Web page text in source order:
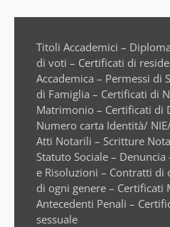
Titoli Accademici –
di voti – Certificati di
Accademica – Permessi di
di Famiglia – Certificati di
Matrimonio – Certificati di
Numero carta Identità/
Atti Notarili – Scritture
Statuto Sociale –
e Risoluzioni – Contratti di
di ogni genere – Certificati
Antecedenti Penali –
sessuale